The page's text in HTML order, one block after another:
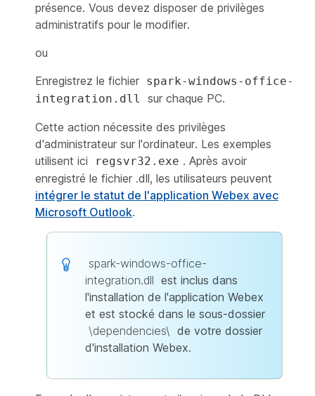
présence. Vous devez disposer de privilèges
administratifs pour le modifier.
ou
Enregistrez le fichier spark-windows-office-
integration.dll
sur chaque PC.
Cette action nécessite des privilèges
d'administrateur sur l'ordinateur. Les exemples
utilisent ici
regsvr32.exe . Après avoir
enregistré le fichier .dll, les utilisateurs peuvent
intégrer le statut de l'application Webex avec
Microsoft Outlook.
spark-windows-office-
integration.dll est inclus dans
l'installation de l'application Webex
et est stocké dans le sous-dossier
\dependencies\ de votre dossier
d'installation Webex.